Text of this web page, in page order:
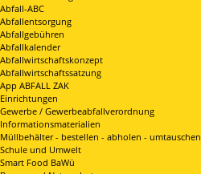
Abfall-ABC
Abfallentsorgung
Abfallgebühren
Abfallkalender
Abfallwirtschaftskonzept
Abfallwirtschaftssatzung
App ABFALL ZAK
Einrichtungen
Gewerbe / Gewerbeabfallverordnung
Informationsmaterialien
Müllbehälter - bestellen - abholen - umtauschen
Schule und Umwelt
Smart Food BaWü